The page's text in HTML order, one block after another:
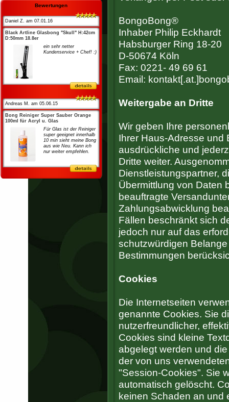
BongoBong®
Inhaber Philip Eckhardt
Habsburger Ring 18-20
D-50674 Köln
Fax: 0221- 49 69 61
Email:
Weitergabe an Dritte
Wir geben Ihre
Ihrer Haus-Adresse und
ausdrückliche und
Dritte weiter.
Dienstleistungspartner,
Übermittlung von Daten
beauftragte
Zahlungsabwicklung
Fällen beschränkt sich
jedoch nur auf das
schutzwürdigen
Bestimmungen
Cookies
Die Internetseiten
genannte Cookies. Sie
nutzerfreundlicher,
Cookies sind kleine
abgelegt werden und
der von uns
"Session-Cookies". Sie
automatisch gelöscht.
keinen Schaden an und
Bewertungen
Daniel Z. am 07.01.16
Black Artline Glasbong "Skull" H:42cm
D:50mm 18.8er
ein sehr netter
Kundenservice + Chef! :)
Andreas M. am 05.06.15
Bong Reiniger Super Sauber Orange
100ml für Acryl u. Glas
Für Glas ist der Reiniger
super geeignet innerhalb
10 min sieht meine Bong
aus wie Neu. Kann ich
nur weiter empfehlen.